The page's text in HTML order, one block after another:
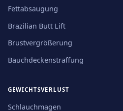
Fettabsaugung
Brazilian Butt Lift
Brustvergrößerung
Bauchdeckenstraffung
GEWICHTSVERLUST
Schlauchmagen